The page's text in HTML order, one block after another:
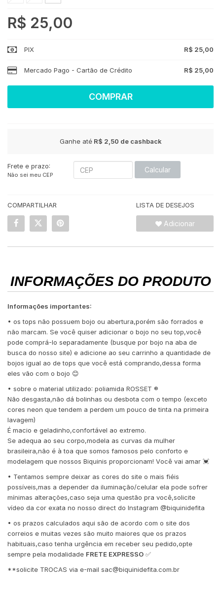
R$ 25,00
PIX R$ 25,00
Mercado Pago - Cartão de Crédito R$ 25,00
COMPRAR
Ganhe atéR$ 2,50 de cashback
Frete e prazo:
Não sei meu CEP
Calcular
COMPARTILHAR LISTA DE DESEJOS
Adicionar
INFORMAÇÕES DO PRODUTO
Informações importantes:
• os tops não possuem bojo ou abertura,porém são forrados e
não marcam. Se você quiser adicionar o bojo no seu top,você
pode comprá-lo separadamente (busque por bojo na aba de
busca do nosso site) e adicione ao seu carrinho a quantidade de
bojos igual ao de tops que você está comprando,dessa forma
eles vão com o bojo 😊
• sobre o material utilizado: poliamida ROSSET ®️
Não desgasta,não dá bolinhas ou desbota com o tempo (exceto
cores neon que tendem a perdem um pouco de tinta na primeira
lavagem)
É macio e geladinho,confortável ao extremo.
Se adequa ao seu corpo,modela as curvas da mulher
brasileira,não é à toa que somos famosos pelo conforto e
modelagem que nossos Biquinis proporcionam! Você vai amar 💓
• Tentamos sempre deixar as cores do site o mais fiéis
possíveis,mas a depender da iluminação/celular ela pode sofrer
mínimas alterações,caso seja uma questão pra você,solicite
vídeo da cor exata no nosso direct do Instagram @biquinidefita
• os prazos calculados aqui são de acordo com o site dos
correios e muitas vezes são muito maiores que os prazos
habituais,caso tenha urgência em receber seu pedido,opte
sempre pela modalidade FRETE EXPRESSO ✅
**solicite TROCAS via e-mail sac@biquinidefita.com.br